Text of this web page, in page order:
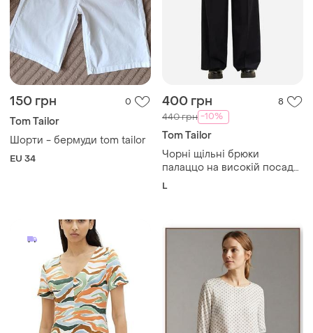
150 грн 0
Tom Tailor
Шорти - бермуди tom tailor
EU 34
400 грн 8
440 грн -10%
Tom Tailor
Чорні щільні брюки
палаццо на високій посадці
з защипами/зі стрілками
L